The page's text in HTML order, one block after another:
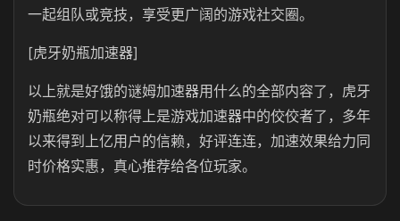
一起组队或竞技，享受更广阔的游戏社交圈。
[虎牙奶瓶加速器]
以上就是好饿的谜姆加速器用什么的全部内容了，虎牙
奶瓶绝对可以称得上是游戏加速器中的佼佼者了，多年
以来得到上亿用户的信赖，好评连连，加速效果给力同
时价格实惠，真心推荐给各位玩家。